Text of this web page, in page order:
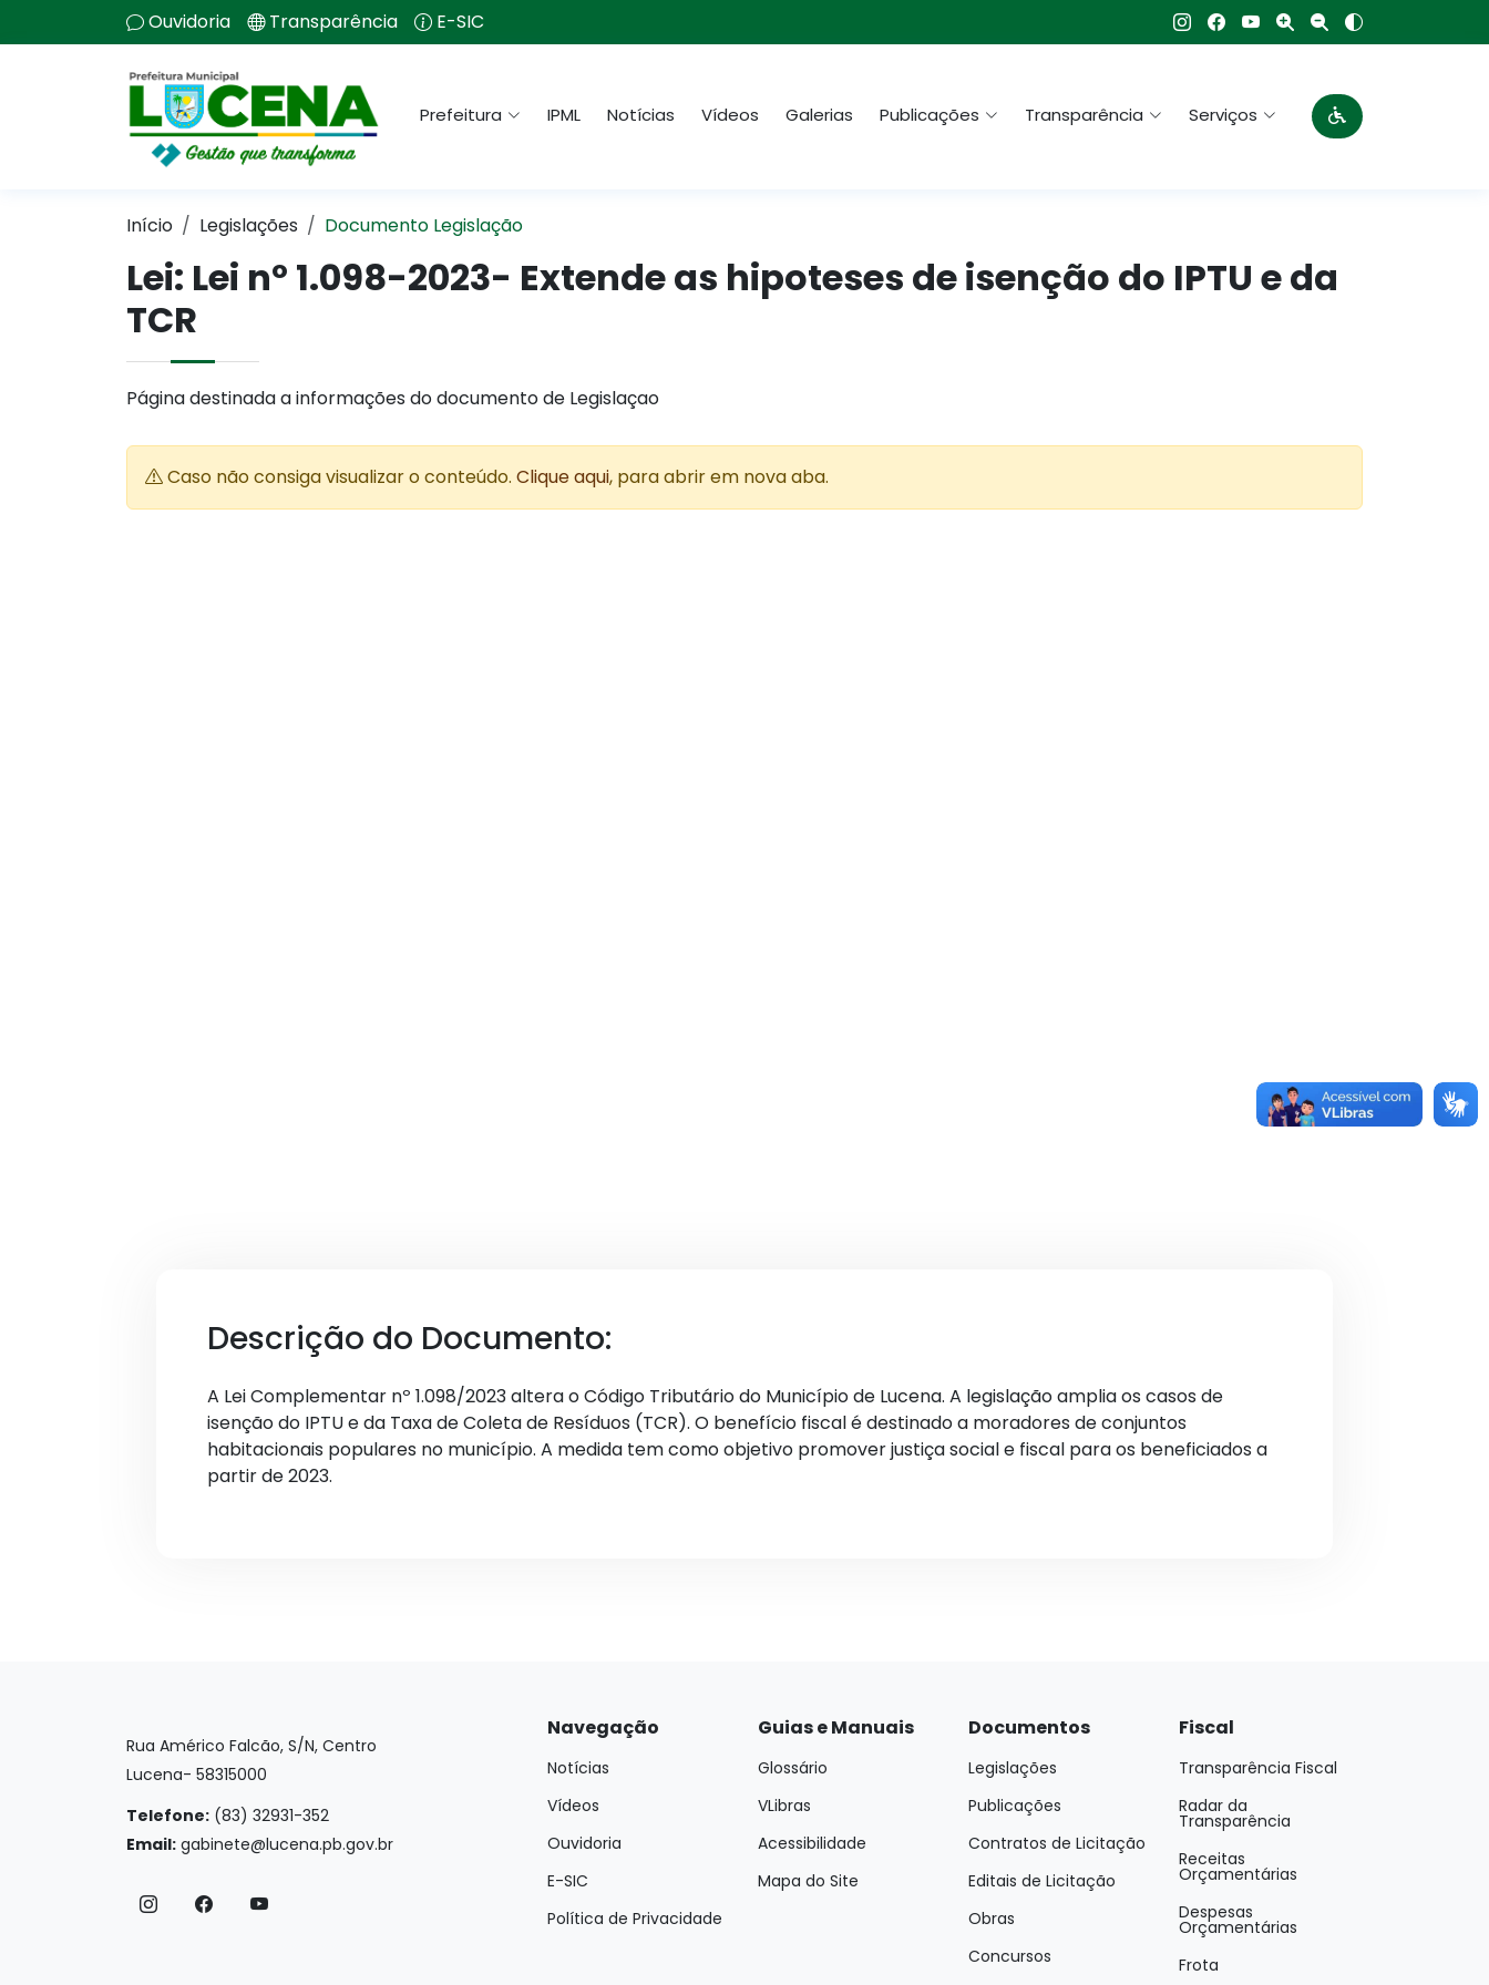
Ouvidoria Transparência E-SIC
Prefeitura IPML Notícias Vídeos Galerias Publicações Transparência Serviços
Início Legislações Documento Legislação
Lei: Lei nº 1.098-2023- Extende as hipoteses de isenção do IPTU e da
TCR
Página destinada a informações do documento de Legislaçao
Caso não consiga visualizar o conteúdo. Clique aqui, para abrir em nova aba.
Descrição do Documento:
A Lei Complementar nº 1.098/2023 altera o Código Tributário do Município de Lucena. A legislação amplia os casos de
isenção do IPTU e da Taxa de Coleta de Resíduos (TCR). O benefício fiscal é destinado a moradores de conjuntos
habitacionais populares no município. A medida tem como objetivo promover justiça social e fiscal para os beneficiados a
partir de 2023.
Rua Américo Falcão, S/N, Centro
Lucena- 58315000
Telefone: (83) 32931-352
Email: gabinete@lucena.pb.gov.br
Navegação
Notícias
Vídeos
Ouvidoria
E-SIC
Política de Privacidade
Guias e Manuais
Glossário
VLibras
Acessibilidade
Mapa do Site
Documentos
Legislações
Publicações
Contratos de Licitação
Editais de Licitação
Obras
Concursos
Fiscal
Transparência Fiscal
Radar da
Transparência
Receitas
Orçamentárias
Despesas
Orçamentárias
Frota